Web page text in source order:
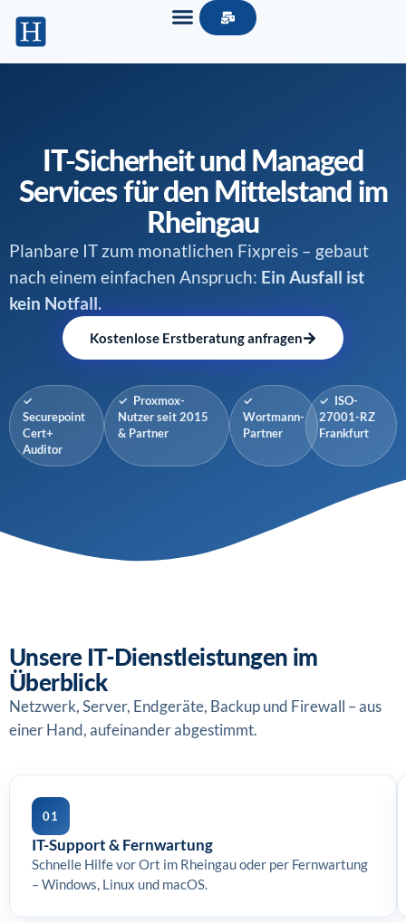
IT-Sicherheit und Managed
Services für den Mittelstand im
Rheingau
Planbare IT zum monatlichen Fixpreis – gebaut
nach einem einfachen Anspruch: Ein Ausfall ist
kein Notfall.
Kostenlose Erstberatung anfragen
✓
Securepoint
Cert+
Auditor
✓ Proxmox-
Nutzer seit 2015
& Partner
✓
Wortmann-
Partner
✓ ISO-
27001-RZ
Frankfurt
Unsere IT-Dienstleistungen im
Überblick
Netzwerk, Server, Endgeräte, Backup und Firewall – aus
einer Hand, aufeinander abgestimmt.
01
IT-Support & Fernwartung
Schnelle Hilfe vor Ort im Rheingau oder per Fernwartung
– Windows, Linux und macOS.